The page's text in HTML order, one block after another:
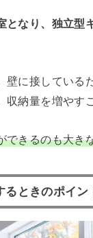
となり、独立型
壁に接している
収納量を増やす
できるのも大き
るときのポイン